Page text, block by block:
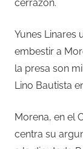
cerrazón.
Yunes Linares
embestir a
la presa son
Lino Bautista
Morena, en el
centra su